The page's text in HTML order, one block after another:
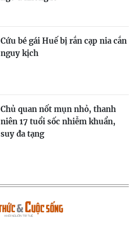
Cứu bé gái Huế bị rắn cạp nia cắn
nguy kịch
Chủ quan nốt mụn nhỏ, thanh
niên 17 tuổi sốc nhiễm khuẩn,
suy đa tạng